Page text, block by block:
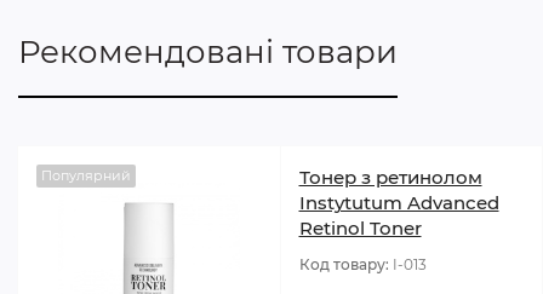
Рекомендовані товари
Популярний
Тонер з ретинолом
Instytutum Advanced
Retinol Toner
Код товару: I-013